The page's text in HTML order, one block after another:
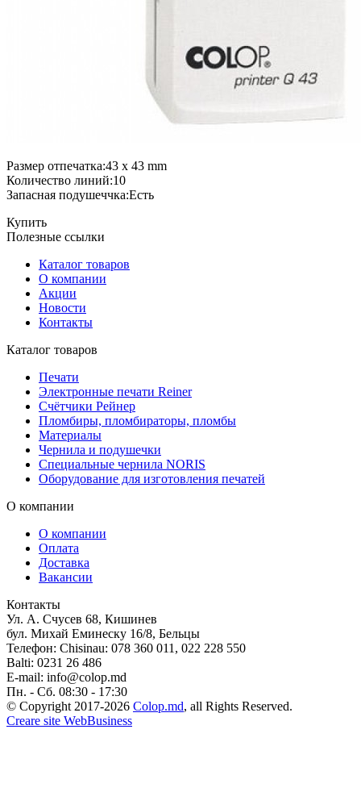
Размер отпечатка:43 x 43 mm
Количество линий:10
Запасная подушеччка:Есть
Купить
Полезные ссылки
Каталог товаров
О компании
Акции
Новости
Контакты
Каталог товаров
Печати
Электронные печати Reiner
Cчётчики Рейнер
Пломбиры, пломбираторы, пломбы
Материалы
Чернила и подушечки
Специальные чернила NORIS
Оборудование для изготовления печатей
О компании
О компании
Оплата
Доставка
Вакансии
Контакты
Ул. А. Счусев 68, Кишинев
бул. Михай Еминеску 16/8, Бельцы
Телефон: Chisinau: 078 360 011, 022 228 550
Balti: 0231 26 486
E-mail: info@colop.md
Пн. - Сб. 08:30 - 17:30
© Copyright 2017-2026 Colop.md, all Rights Reserved.
Creare site WebBusiness